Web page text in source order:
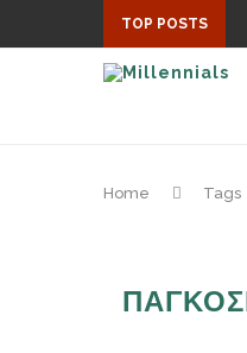
TOP POSTS
Home Tags